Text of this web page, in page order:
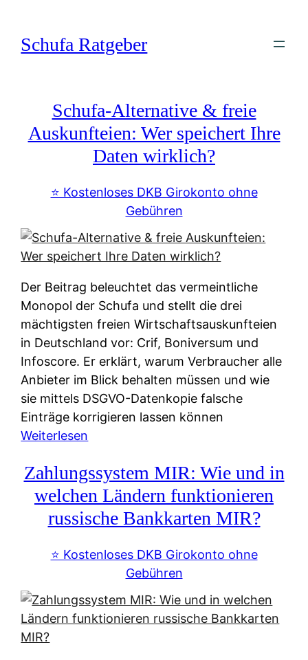
springen
Schufa Ratgeber
Schufa-Alternative & freie
Auskunfteien: Wer speichert Ihre
Daten wirklich?
⭐️ Kostenloses DKB Girokonto ohne
Gebühren
Der Beitrag beleuchtet das vermeintliche
Monopol der Schufa und stellt die drei
mächtigsten freien Wirtschaftsauskunfteien
in Deutschland vor: Crif, Boniversum und
Infoscore. Er erklärt, warum Verbraucher alle
Anbieter im Blick behalten müssen und wie
sie mittels DSGVO-Datenkopie falsche
Einträge korrigieren lassen können
Weiterlesen
c
h
u
f
-
l
t
Zahlungssystem MIR: Wie und in
welchen Ländern funktionieren
russische Bankkarten MIR?
⭐️ Kostenloses DKB Girokonto ohne
Gebühren